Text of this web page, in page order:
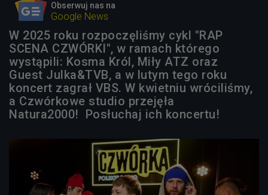
Obserwuj nas na
Google News
W 2025 roku rozpoczęliśmy cykl "RAP
SCENA CZWÓRKI", w ramach którego
wystąpili: Kosma Król, Miły ATZ oraz
Guest Julka&TVB, a w lutym tego roku
koncert zagrał VBS. W kwietniu wróciliśmy,
a Czwórkowe studio przejęła
Natura2000! Posłuchaj ich koncertu!